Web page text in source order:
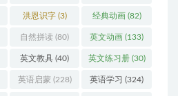
洪恩识字(3) 经典动画(82)
自然拼读 (80) 英文动画 (133)
英文教具 (40) 英文练习册(30)
英语启蒙 (228) 英语学习 (324)